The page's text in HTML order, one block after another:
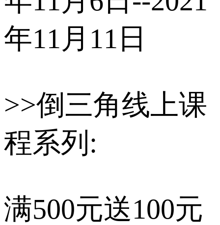
年11月11日
>>倒三角线上课
程系列:
满500元送100元